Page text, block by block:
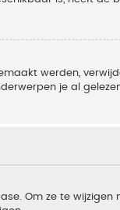
werden,
je al
Om ze te wijzigen